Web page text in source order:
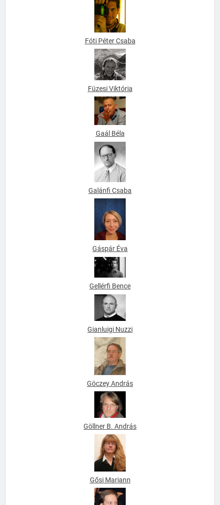
Fóti Péter Csaba
Füzesi Viktória
Gaál Béla
Galánfi Csaba
Gáspár Éva
Gellérfi Bence
Gianluigi Nuzzi
Göczey András
Göllner B. András
Gősi Mariann